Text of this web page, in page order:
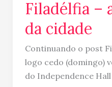
Filadélfia –
da cidade
Continuando o post
logo cedo (domingo)
do Independence